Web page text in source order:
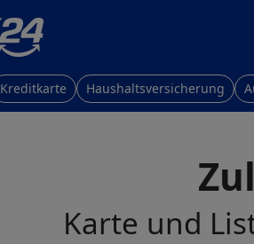
Kreditkarte Haushaltsversicherung
Karte und